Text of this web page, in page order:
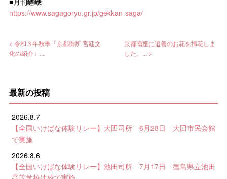
https://www.sagagoryu.gr.jp/gekkan-saga/
< 令和３年秋季「京都御所 宮廷文
化の紹介」...
京都南座に追善のお花を挿花しま
した。... >
最新の投稿
2026.8.7
【全国いけばな体験リレー】大田司所 6月28日 大田市民会館
で実施
2026.8.6
【全国いけばな体験リレー】池田司所 7月17日 徳島県立池田